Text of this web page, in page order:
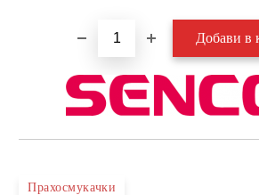
Прахосмукачки